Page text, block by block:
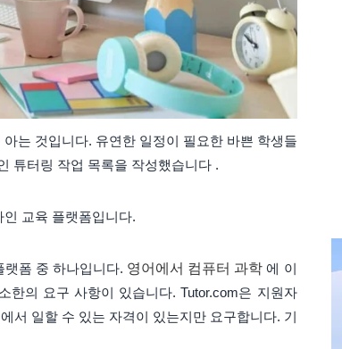
는 것입니다. 유연한 일정이 필요한 바쁜 학생들
튜터링 작업 목록을 작성했습니다 .
교육 플랫폼입니다.
랫폼 중 하나입니다. 영어에서 컴퓨터 과학 에 이
한의 요구 사항이 있습니다. Tutor.com은 지원자
서 일할 수 있는 자격이 있는지만 요구합니다. 기